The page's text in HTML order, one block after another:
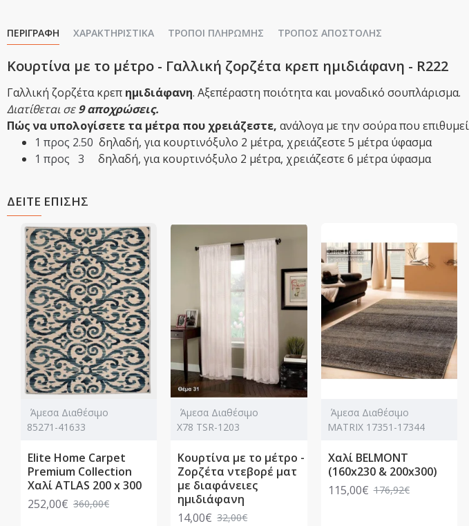
ΠΕΡΙΓΡΑΦΉ ΧΑΡΑΚΤΗΡΙΣΤΙΚΆ ΤΡΌΠΟΙ ΠΛΗΡΩΜΉΣ ΤΡΌΠΟΣ ΑΠΟΣΤΟΛΉΣ
Κουρτίνα με το μέτρο - Γαλλική ζορζέτα κρεπ ημιδιάφανη - R222
Γαλλική ζορζέτα κρεπ ημιδιάφανη. Αξεπέραστη ποιότητα και μοναδικό σουπλάρισμα.
Διατίθεται σε9 αποχρώσεις.
Πώς να υπολογίσετε τα μέτρα που χρειάζεστε, ανάλογα με την σούρα που
1 προς 2.50 δηλαδή, ​για κουρτινόξυλο 2 μέτρα, χρειάζεστε 5 μέτρα ύφασμα
1 προς 3 δηλαδή,​ για κουρτινόξυλο 2 μέτρα, χρειάζεστε 6 μέτρα ύφασμα
ΔΕΙΤΕ ΕΠΙΣΗΣ
Άμεσα Διαθέσιμο
85271-41633
Elite Home Carpet
Premium Collection
Χαλί ATLAS 200 x 300
252,00€ 360,00€
Άμεσα Διαθέσιμο
Χ78 TSR-1203
Κουρτίνα με το μέτρο -
Ζορζέτα ντεβορέ ματ
με διαφάνειες
ημιδιάφανη
14,00€ 32,00€
Άμεσα Διαθέσιμο
MATRIX 17351-17344
Χαλί BELMONT
(160x230 & 200x300)
115,00€ 176,92€